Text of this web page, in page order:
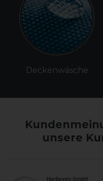
Deckenwäsche
unsere